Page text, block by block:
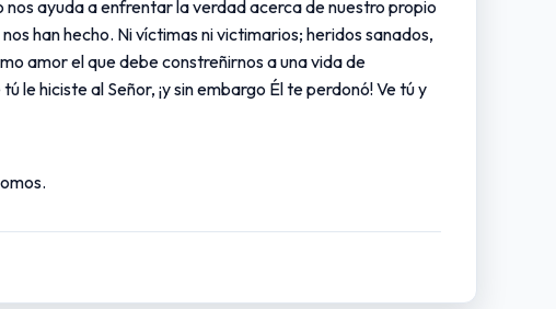
ayuda a enfrentar la verdad acerca de nuestro propio
han hecho. Ni víctimas ni victimarios; heridos sanados,
amor el que debe constreñirnos a una vida de
hiciste al Señor, ¡y sin embargo Él te perdonó! Ve tú y